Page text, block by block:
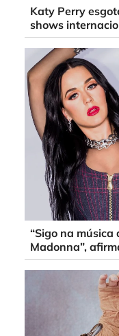
Katy Perry
shows
“Sigo na música
Madonna”,